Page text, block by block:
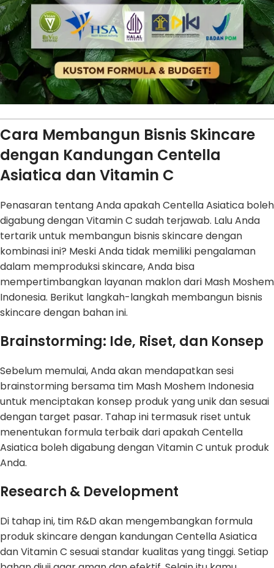
Cara Membangun Bisnis Skincare
dengan Kandungan Centella
Asiatica dan Vitamin C
Penasaran tentang Anda apakah Centella Asiatica boleh
digabung dengan Vitamin C sudah terjawab. Lalu Anda
tertarik untuk membangun bisnis skincare dengan
kombinasi ini? Meski Anda tidak memiliki pengalaman
dalam memproduksi skincare, Anda bisa
mempertimbangkan layanan maklon dari Mash Moshem
Indonesia. Berikut langkah-langkah membangun bisnis
skincare dengan bahan ini.
Brainstorming: Ide, Riset, dan Konsep
Sebelum memulai, Anda akan mendapatkan sesi
brainstorming bersama tim Mash Moshem Indonesia
untuk menciptakan konsep produk yang unik dan sesuai
dengan target pasar. Tahap ini termasuk riset untuk
menentukan formula terbaik dari apakah Centella
Asiatica boleh digabung dengan Vitamin C untuk produk
Anda.
Research & Development
Di tahap ini, tim R&D akan mengembangkan formula
produk skincare dengan kandungan Centella Asiatica
dan Vitamin C sesuai standar kualitas yang tinggi. Setiap